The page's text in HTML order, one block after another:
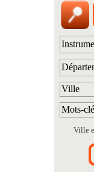
Ville
Mots-
Ville